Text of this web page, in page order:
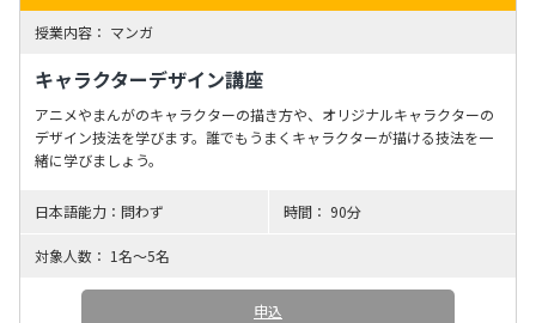
マンガ
キャラクターデザイン講座
アニメやまんがのキャラクターの描き方や、オリジナルキャラクターの
デザイン技法を学びます。誰でもうまくキャラクターが描ける技法を一
緒に学びましょう。
問わず 90分
1名～5名
申込